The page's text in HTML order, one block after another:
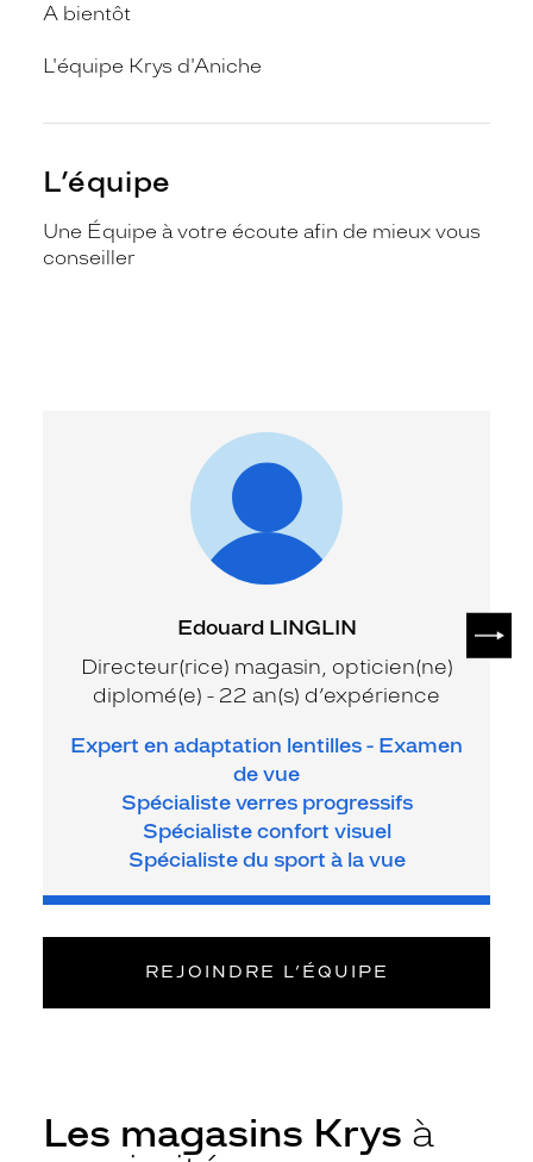
A bientôt
L'équipe Krys d'Aniche
L’équipe
Une Équipe à votre écoute afin de mieux vous
conseiller
Edouard LINGLIN
Directeur(rice) magasin, opticien(ne)
diplomé(e) - 22 an(s) d’expérience
Expert en adaptation lentilles - Examen
de vue
Spécialiste verres progressifs
Spécialiste confort visuel
Spécialiste du sport à la vue
REJOINDRE L’ÉQUIPE
Les magasins Krys à